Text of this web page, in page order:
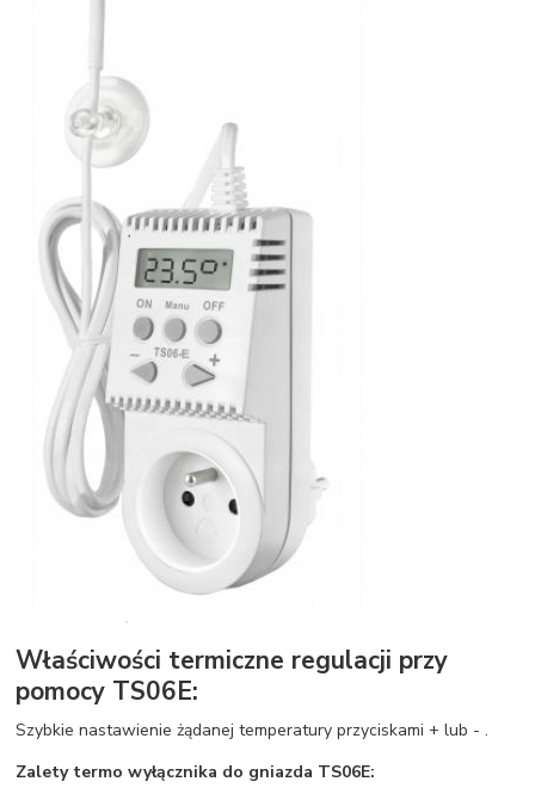
Właściwości termiczne regulacji przy
pomocy TS06E:
Szybkie nastawienie żądanej temperatury przyciskami + lub - .
Zalety termo wyłącznika do gniazda TS06E: